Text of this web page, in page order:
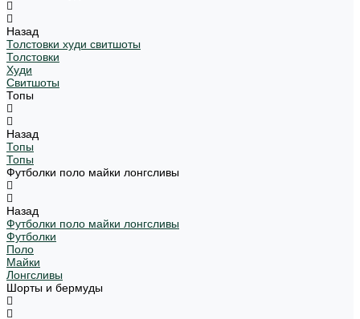
Назад
Толстовки худи свитшоты
Толстовки
Худи
Свитшоты
Топы
Назад
Топы
Топы
Футболки поло майки лонгсливы
Назад
Футболки поло майки лонгсливы
Футболки
Поло
Майки
Лонгсливы
Шорты и бермуды